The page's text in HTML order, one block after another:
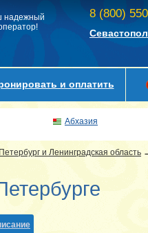
надежный
8 (800)
и оплатить
Абхазия
и Ленинградская область